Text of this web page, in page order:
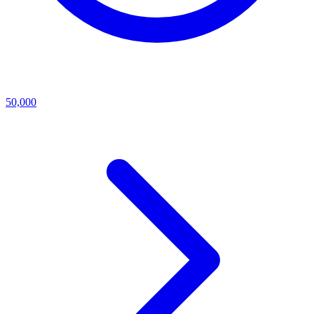
50,000